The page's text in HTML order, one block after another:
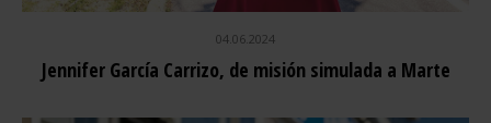
04.06.2024
Jennifer García Carrizo, de misión simulada a Marte